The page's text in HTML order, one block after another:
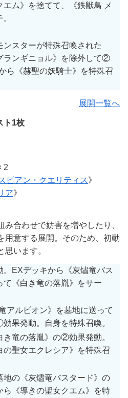
ム》を捨てて、《鉄獣鳥 メ
ンスターが特殊召喚された
ランギニョル》を除外して②
ら《赫聖の妖騎士》を特殊召
展開一覧へ
ト1枚
2
ピアン・クエリティス》
ア》
み合わせで妨害を増やしたり、
用意する展開。そのため、初動
います。
。EXデッキから《灰燼竜バス
て《白き竜の落胤》をサー
アルビオン》を墓地に送って
果発動。自身を特殊召喚。
き竜の落胤》の②効果発動。
の聖女エクレシア》を特殊召
地の《灰燼竜バスタード》の
《導きの聖女クエム》を特